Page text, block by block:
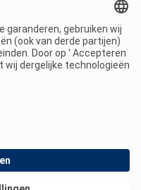
Voorwaarden